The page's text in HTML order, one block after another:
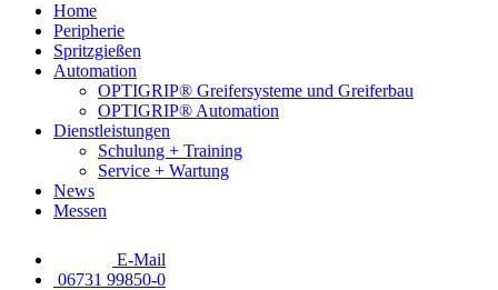
Home
Peripherie
Spritzgießen
Automation
OPTIGRIP® Greifersysteme und Greiferbau
OPTIGRIP® Automation
Dienstleistungen
Schulung + Training
Service + Wartung
News
Messen
E-Mail
06731 99850-0